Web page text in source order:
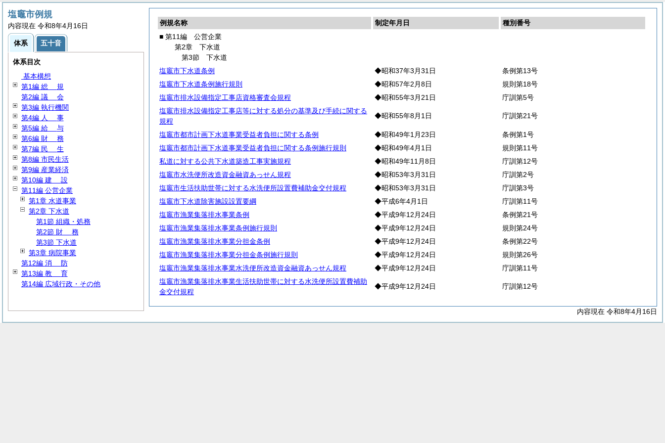
例規名称 制定年月日
種別番号
■ 第11編 公営企業
第2章 下水道
第3節 下水道
塩竈市下水道条例
◆昭和37年3月31日
条例第13号
塩竈市下水道条例施行規則
◆昭和57年2月8日
規則第18号
塩竈市排水設備指定工事店資格審査会規程
◆昭和55年3月21日
庁訓第5号
塩竈市排水設備指定工事店等に対する処分の基準及び手続に関する
規程
◆昭和55年8月1日 庁訓第21号
塩竈市都市計画下水道事業受益者負担に関する条例 ◆昭和49年1月23日
条例第1号
塩竈市都市計画下水道事業受益者負担に関する条例施行規則
◆昭和49年4月1日
規則第11号
私道に対する公共下水道築造工事実施規程
◆昭和49年11月8日
庁訓第12号
塩竈市水洗便所改造資金融資あっせん規程
◆昭和53年3月31日
庁訓第2号
塩竈市生活扶助世帯に対する水洗便所設置費補助金交付規程
◆昭和53年3月31日
庁訓第3号
塩竈市下水道除害施設設置要綱
◆平成6年4月1日
庁訓第11号
塩竈市漁業集落排水事業条例
◆平成9年12月24日
条例第21号
塩竈市漁業集落排水事業条例施行規則
◆平成9年12月24日
規則第24号
塩竈市漁業集落排水事業分担金条例
◆平成9年12月24日
条例第22号
塩竈市漁業集落排水事業分担金条例施行規則
◆平成9年12月24日
規則第26号
塩竈市漁業集落排水事業水洗便所改造資金融資あっせん規程
◆平成9年12月24日
庁訓第11号
塩竈市漁業集落排水事業生活扶助世帯に対する水洗便所設置費補助
金交付規程
◆平成9年12月24日 庁訓第12号
内容現在 令和8年4月16日
塩竈市例規
内容現在 令和8年4月16日
体系 五十音
体系目次
基本構想
第1編 総 規
第2編 議 会
第3編 執行機関
第4編 人 事
第5編 給 与
第6編 財 務
第7編 民 生
第8編 市民生活
第9編 産業経済
第10編 建 設
第11編 公営企業
第1章 水道事業
第2章 下水道
第1節 組織・処務
第2節 財 務
第3節 下水道
第3章 病院事業
第12編 消 防
第13編 教 育
第14編 広域行政・その他